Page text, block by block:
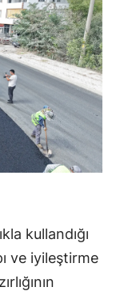
kullandığı
ve iyileştirme